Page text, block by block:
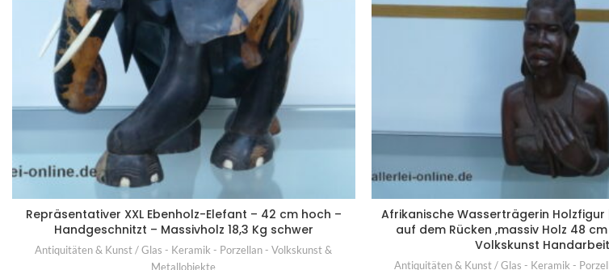
Repräsentativer XXL Ebenholz-Elefant – 42 cm hoch –
Handgeschnitzt – Massivholz 18,3 Kg schwer
Antiquitäten & Kunst / Glas - Keramik - Porzellan - Volkskunst &
Metallobjekte
Afrikanische Wasserträgerin Holzfigur
auf dem Rücken ,massiv Holz 48
Volkskunst Handarbeit
Antiquitäten & Kunst / Glas - Keramik -